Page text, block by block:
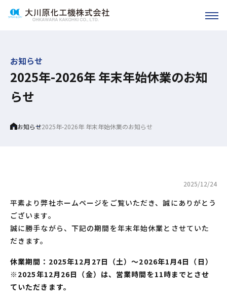
お知らせ
2025年-2026年 年末年始休業のお知
らせ
Homeお知らせ2025年-2026年 年末年始休業のお知らせ
2025/12/24
平素より弊社ホームページをご覧いただき、誠にありがとう
ございます。
誠に勝手ながら、下記の期間を年末年始休業とさせていた
だきます。
休業期間：2025年12月27日（土）～2026年1月4日（日）
※2025年12月26日（金）は、営業時間を11時までとさせ
ていただきます。